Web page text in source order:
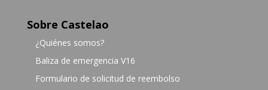
Sobre Castelao
¿Quiénes somos?
Baliza de emergencia V16
Formulario de solicitud de reembolso